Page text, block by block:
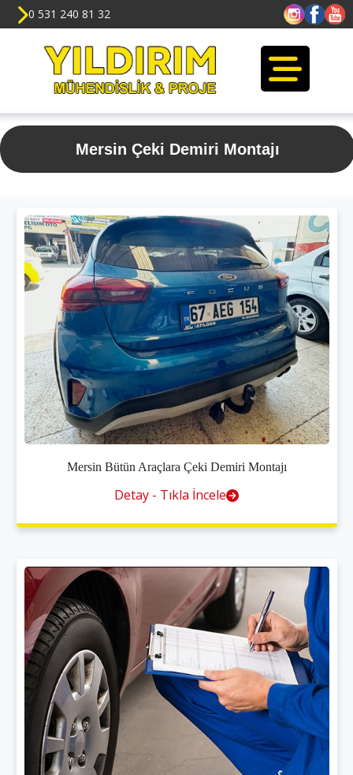
0 531 240 81 32
Mersin Çeki Demiri Montajı
Mersin Bütün Araçlara Çeki Demiri Montajı
Detay - Tıkla İncele